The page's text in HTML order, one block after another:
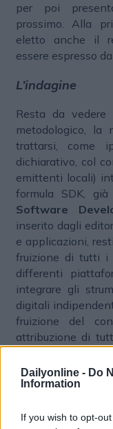
Dailyonline - Do
Information
If you wish to opt-
per poi
prossimo. Alla
eletto anche il
essere espresso
L’indagine
Resta da vedere
metodologico, la
trattarsi, come
dichiarativo, col
emittenti locali)
formula SDK,
Software
inserito dagli
e applicazioni,
fruizione di tutti i
differenti
integrare gli
digitali
fruizione del
attribuzione di
quali saranno le